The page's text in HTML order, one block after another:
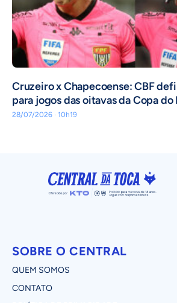
Cruzeiro x Chapecoense: CBF
para jogos das oitavas da Copa do
28/07/2026 · 10h19
SOBRE O CENTRAL
QUEM SOMOS
CONTATO